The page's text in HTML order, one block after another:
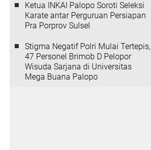
Ketua INKAI Palopo Soroti Seleksi
Karate antar Perguruan Persiapan
Pra Porprov Sulsel
Stigma Negatif Polri Mulai Tertepis,
47 Personel Brimob D Pelopor
Wisuda Sarjana di Universitas
Mega Buana Palopo